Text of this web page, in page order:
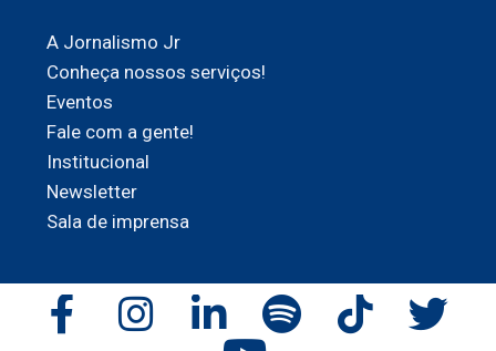
A Jornalismo Jr
Conheça nossos serviços!
Eventos
Fale com a gente!
Institucional
Newsletter
Sala de imprensa